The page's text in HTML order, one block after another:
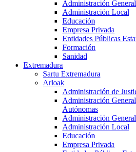
Administración
Administración Local
Educación
Empresa Privada
Entidades Públicas
Formación
Sanidad
Extremadura
Sartu Extremadura
Arloak
Administración de
Administración
Autónomas
Administración
Administración Local
Educación
Empresa Privada